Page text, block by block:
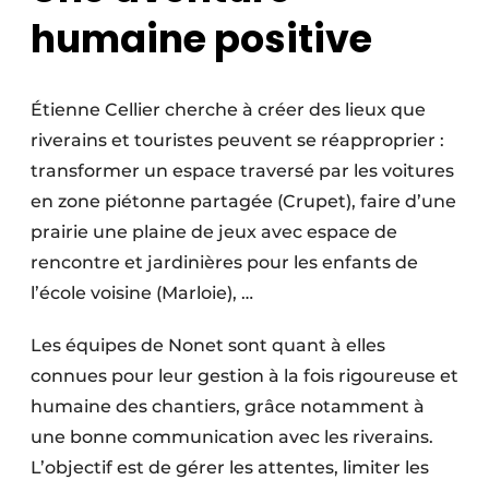
humaine positive
Étienne Cellier cherche à créer des lieux que
riverains et touristes peuvent se réapproprier :
transformer un espace traversé par les voitures
en zone piétonne partagée (Crupet), faire d’une
prairie une plaine de jeux avec espace de
rencontre et jardinières pour les enfants de
l’école voisine (Marloie), …
Les équipes de Nonet sont quant à elles
connues pour leur gestion à la fois rigoureuse et
humaine des chantiers, grâce notamment à
une bonne communication avec les riverains.
L’objectif est de gérer les attentes, limiter les